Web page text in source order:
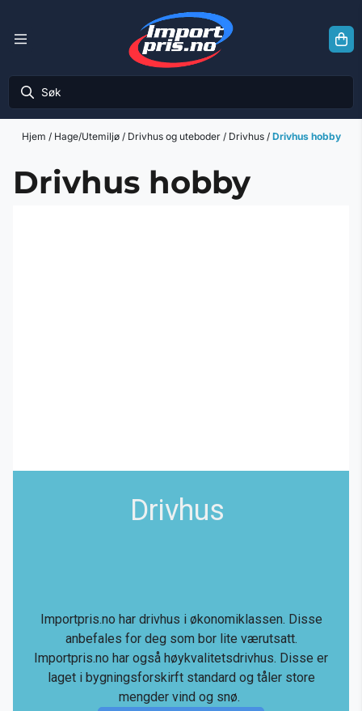
Hjem / Hage/Utemiljø / Drivhus og uteboder / Drivhus / Drivhus hobby
Drivhus hobby
Drivhus
Importpris.no har drivhus i økonomiklassen. Disse
anbefales for deg som bor lite værutsatt.
Importpris.no har også høykvalitetsdrivhus. Disse er
laget i bygningsforskirft standard og tåler store
mengder vind og snø.